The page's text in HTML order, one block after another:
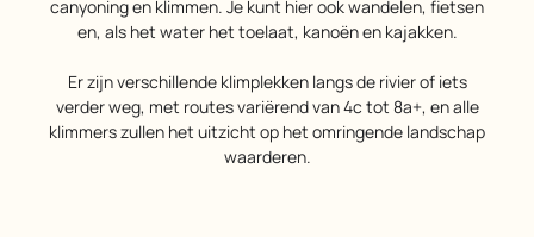
canyoning en klimmen. Je kunt hier ook wandelen, fietsen
en, als het water het toelaat, kanoën en kajakken.
Er zijn verschillende klimplekken langs de rivier of iets
verder weg, met routes variërend van 4c tot 8a+, en alle
klimmers zullen het uitzicht op het omringende landschap
waarderen.